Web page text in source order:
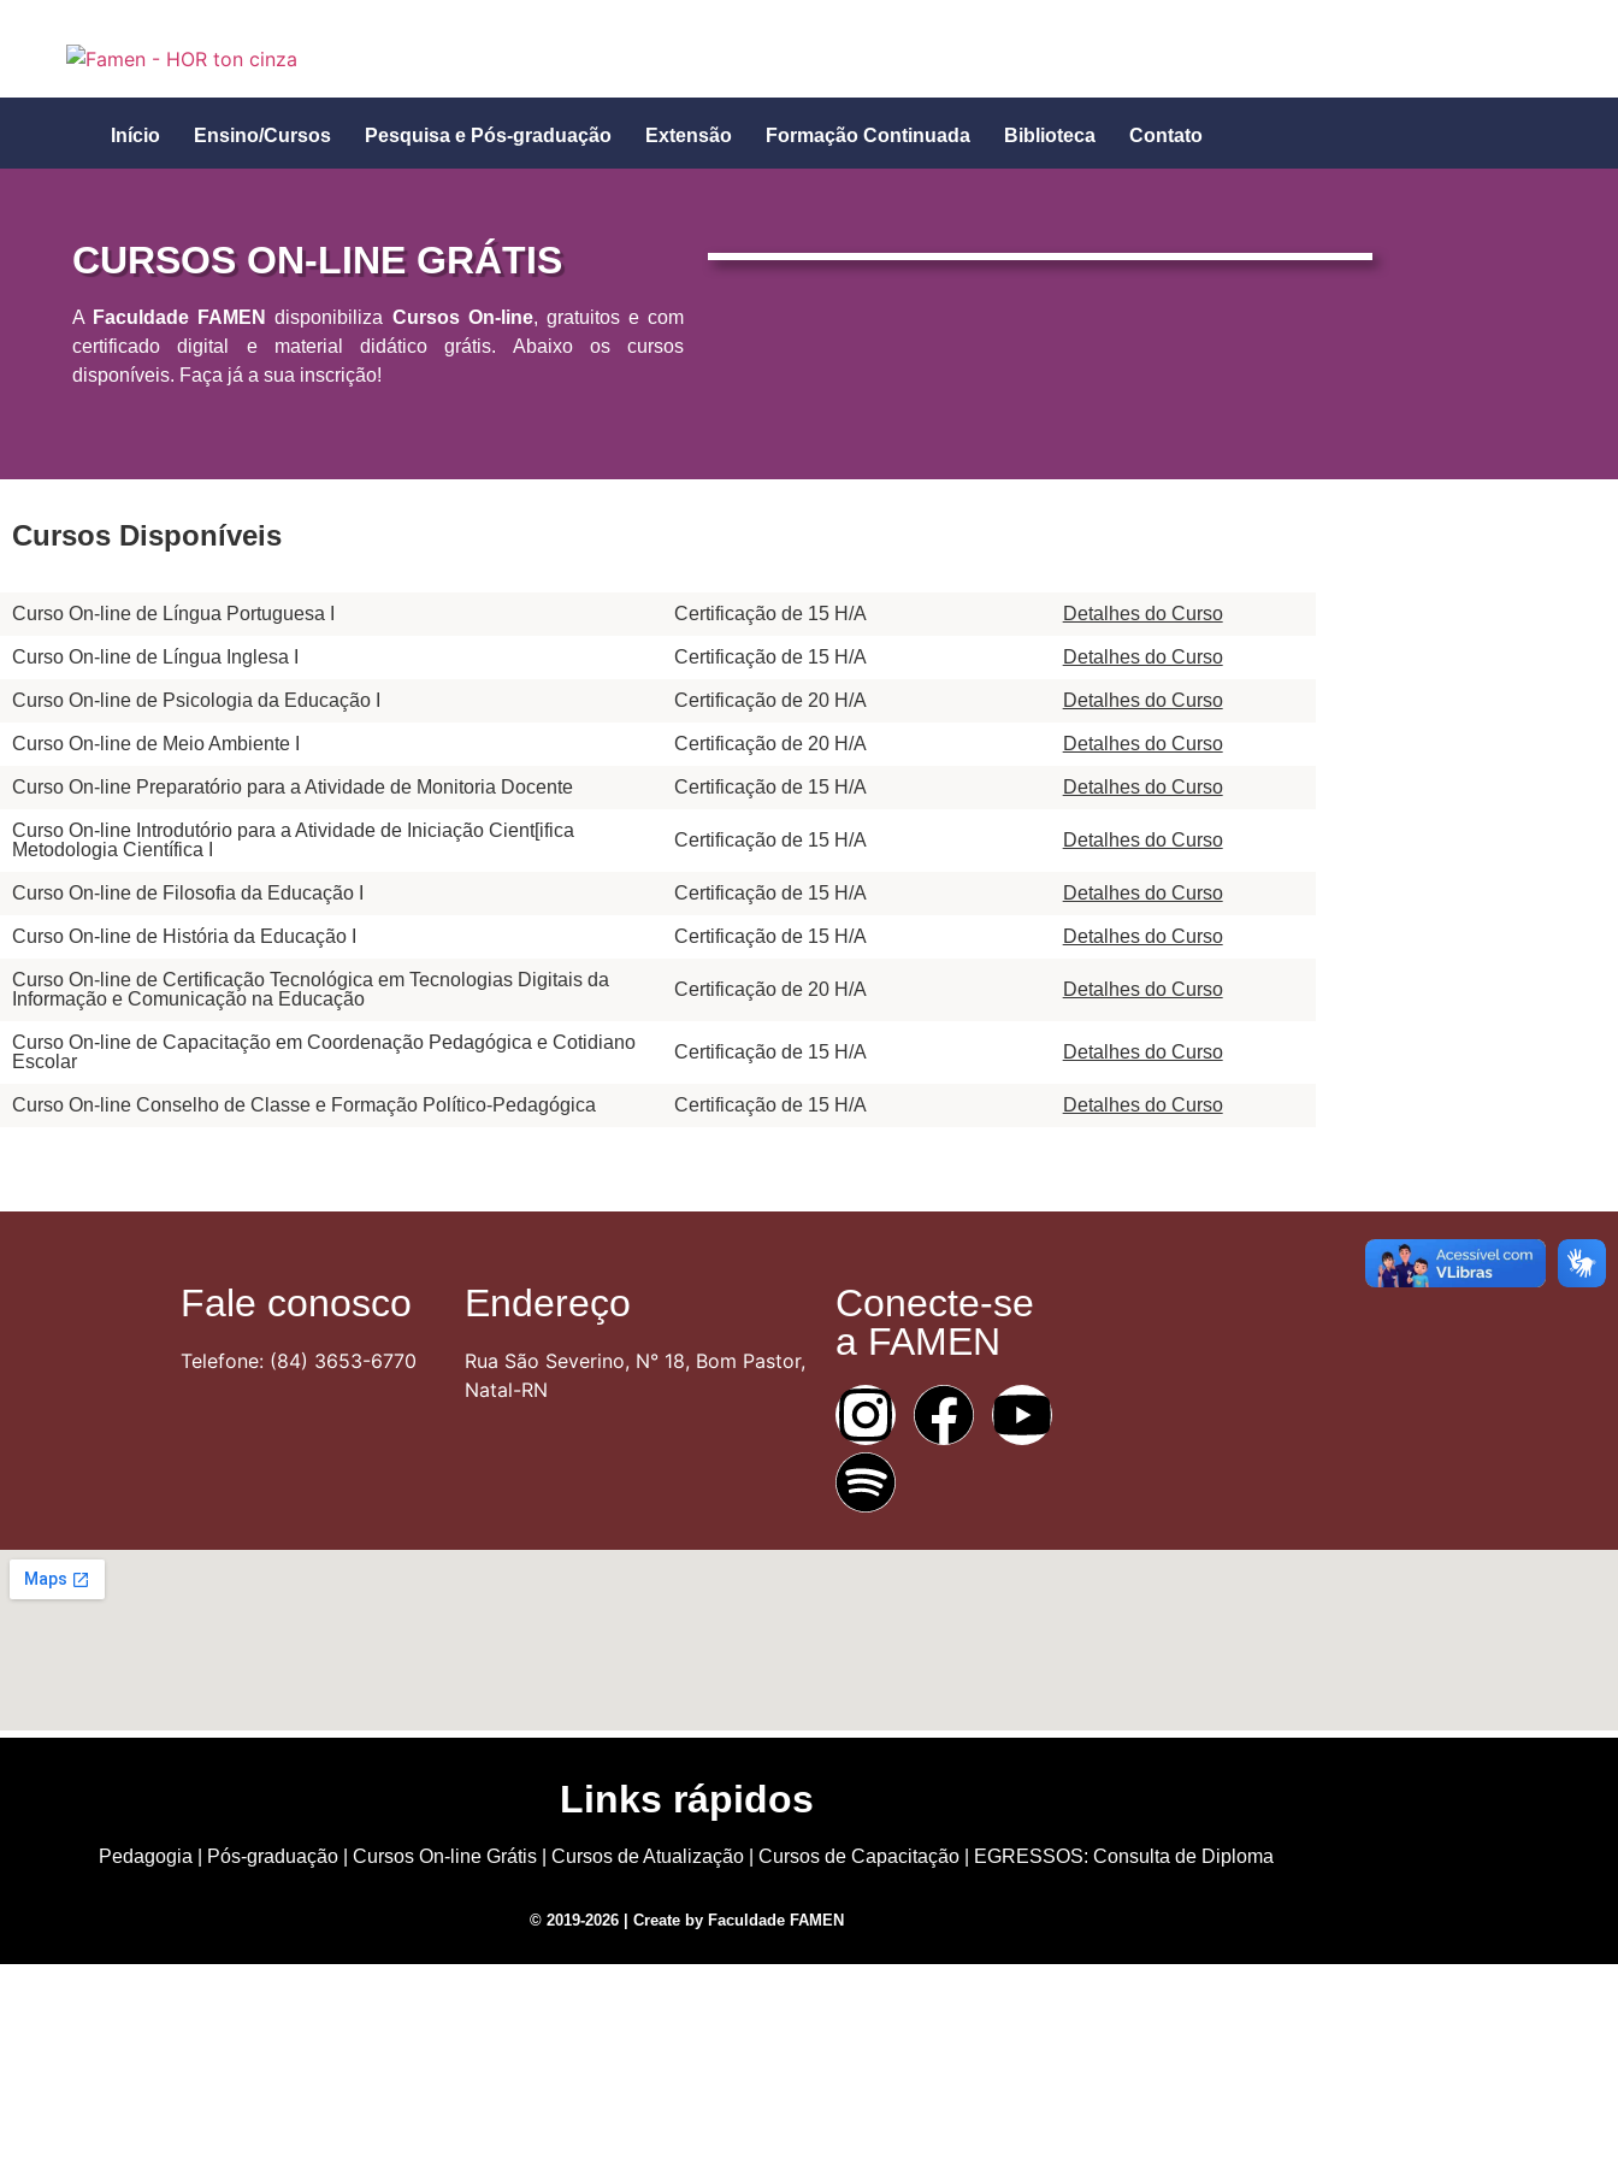
Início Ensino/Cursos Pesquisa e Pós-graduação Extensão Formação Continuada Biblioteca Contato
CURSOS ON-LINE GRÁTIS
A Faculdade FAMEN disponibiliza Cursos On-line, gratuitos e com
certificado digital e material didático grátis. Abaixo os cursos
disponíveis. Faça já a sua inscrição!
Cursos Disponíveis
Curso On-line de Língua Portuguesa I Certificação de 15 H/A Detalhes do Curso
Curso On-line de Língua Inglesa I Certificação de 15 H/A Detalhes do Curso
Curso On-line de Psicologia da Educação I Certificação de 20 H/A Detalhes do Curso
Curso On-line de Meio Ambiente I Certificação de 20 H/A Detalhes do Curso
Curso On-line Preparatório para a Atividade de Monitoria Docente Certificação de 15 H/A Detalhes do Curso
Curso On-line Introdutório para a Atividade de Iniciação Cient[ifica
Metodologia Científica I
Certificação de 15 H/A Detalhes do Curso
Curso On-line de Filosofia da Educação I Certificação de 15 H/A Detalhes do Curso
Curso On-line de História da Educação I Certificação de 15 H/A Detalhes do Curso
Curso On-line de Certificação Tecnológica em Tecnologias Digitais da
Informação e Comunicação na Educação
Certificação de 20 H/A Detalhes do Curso
Curso On-line de Capacitação em Coordenação Pedagógica e Cotidiano
Escolar
Certificação de 15 H/A Detalhes do Curso
Curso On-line Conselho de Classe e Formação Político-Pedagógica Certificação de 15 H/A Detalhes do Curso
Fale conosco
Telefone: (84) 3653-6770
Endereço
Rua São Severino, N° 18, Bom Pastor,
Natal-RN
Conecte-se
a FAMEN
Links rápidos
Pedagogia Pós-graduação Cursos On-line Grátis Cursos de Atualização Cursos de Capacitação EGRESSOS: Consulta de Diploma
© 2019-2026 | Create by Faculdade FAMEN